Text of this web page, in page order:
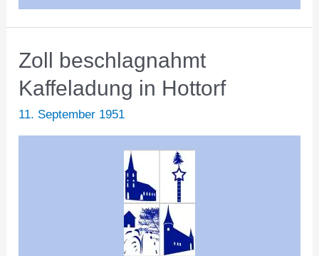
Zoll beschlagnahmt
Kaffeladung in Hottorf
11. September 1951